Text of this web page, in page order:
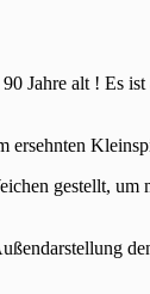
Jahre alt ! Es ist
ersehnten
gestellt,